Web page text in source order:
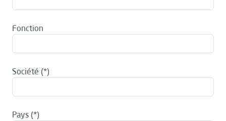
Fonction
Société
Pays